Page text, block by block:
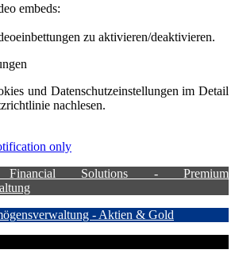
embeds:
zu aktivieren/deaktivieren.
und Datenschutzeinstellungen im Detail
nachlesen.
only
Solutions - Premium
- Aktien & Gold